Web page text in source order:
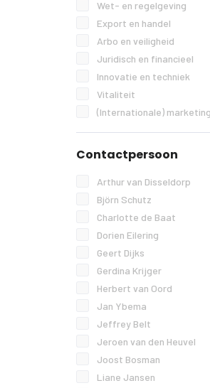
Wet- en regelgeving
Export en handel
Arbo en veiligheid
Juridisch en financieel
Innovatie en techniek
Vitaliteit
(Internationale) marketing
Contactpersoon
Arthur van Disseldorp
Björn Schutz
Charlotte de Baat
Dorien Eilering
Geert Dijks
Gerdina Krijger
Herbert van Oord
Jan Ybema
Jeffrey Belt
Jeroen van den Heuvel
Joost Bosman
Liane Jansen